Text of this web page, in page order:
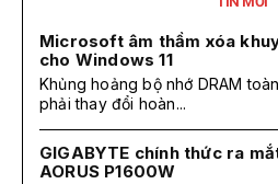
Microsoft âm thầm xóa
cho Windows 11
Khủng hoảng bộ nhớ DRAM
phải thay đổi hoàn...
GIGABYTE chính thức ra
AORUS P1600W